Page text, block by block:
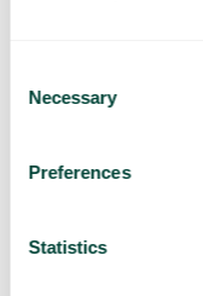
Selection
Necessary
Preferences
Statistics